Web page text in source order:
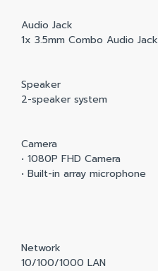
Audio Jack
1x 3.5mm Combo Audio Jack
Speaker
2-speaker system
Camera
• 1080P FHD Camera
• Built-in array microphone
Network
10/100/1000 LAN